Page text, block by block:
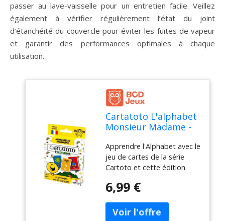
passer au lave-vaisselle pour un entretien facile. Veillez
également à vérifier régulièrement l’état du joint
d’étanchéité du couvercle pour éviter les fuites de vapeur
et garantir des performances optimales à chaque
utilisation.
Cartatoto L'alphabet
Monsieur Madame -
Apprendre l'Alphabet avec le
jeu de cartes de la série
Cartoto et cette édition
autant amusant qu'éducatif!
6,99 €